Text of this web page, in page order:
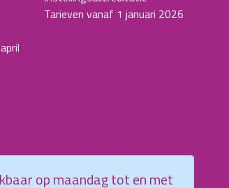
Tarieven vanaf 1 januari 2026
op maandag tot en met